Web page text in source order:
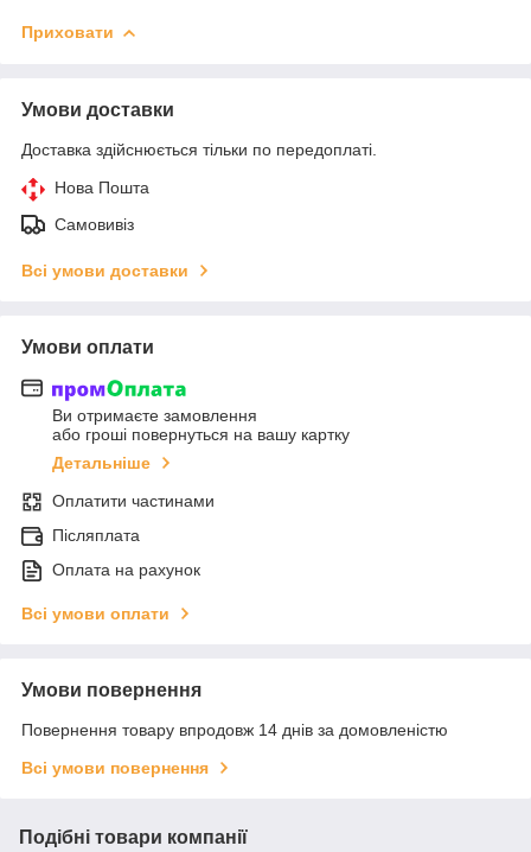
Приховати
Умови доставки
Доставка здійснюється тільки по передоплаті.
Нова Пошта
Самовивіз
Всі умови доставки
Умови оплати
Ви отримаєте замовлення
або гроші повернуться на вашу картку
Детальніше
Оплатити частинами
Післяплата
Оплата на рахунок
Всі умови оплати
Умови повернення
Повернення товару впродовж 14 днів за домовленістю
Всі умови повернення
Подібні товари компанії